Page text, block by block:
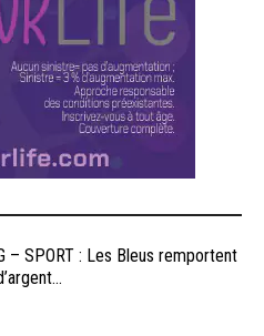
– SPORT : Les Bleus remportent